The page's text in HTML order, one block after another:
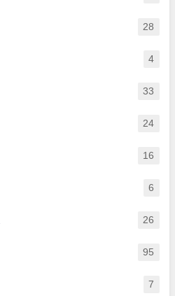
28
4
33
24
16
6
26
95
7